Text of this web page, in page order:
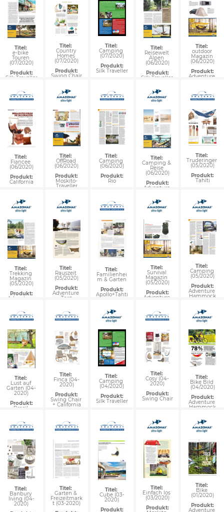
Titel:
e-bike
Touren
(07/2020)
Produkt:
Silk Traveller
Titel:
Country
Homes
(07/2020)
Produkt:
Swing Chair
Titel:
Camping
(07/2020)
Produkt:
Silk Traveller
Titel:
Reisewelt
Alpen
(06/2020)
Produkt:
Silk Traveller
Titel:
outdoor
Magazin
(06/2020)
Produkt:
Adventure
Thermo
Titel:
Fiancee
(06/2020)
Produkt:
California
Titel:
OffRoad
(06/2020)
Produkt:
Moskito-
Traveller
Titel:
Camping
(06/2020)
Produkt:
Rio
Titel:
Camping &
Reise
(06/2020)
Produkt:
Adventure
Titel:
Truderinger
(05/2020)
Produkt:
Tahiti
Titel:
Trekking
Magazin
(05/2020)
Produkt:
Adventure
Titel:
Rauszeit
(05/2020)
Produkt:
Adventure
Tarp
Titel:
Familienhei
m & Garten
Produkt:
Apollo+Tahti
Titel:
Survival
Magazin
(05/2020)
Produkt:
Adventure
Thermo
Titel:
Camping
(05/2020)
Produkt:
Adventure
Hammock
Titel:
Lust auf
Garten (04-
2020)
Produkt:
Brasil
Titel:
Finca (04-
2020)
Produkt:
Swing Chair
+ California
Titel:
Cosy (04-
2020)
Produkt:
Swing Chair
Titel:
Camping
(04/2020)
Produkt:
Silk Traveller
Titel:
Bike Bild
(04/2020)
Produkt:
Adventure
Hammock
Titel:
Banbury
living (04-
2020)
Titel:
Garten &
Freizeitmark
t (03-2020)
Titel:
Cube (03-
2020)
Produkt:
Titel:
Einfach los
(03/2020)
Produkt:
Titel:
Bike
(01/2020)
Produkt:
Adventure